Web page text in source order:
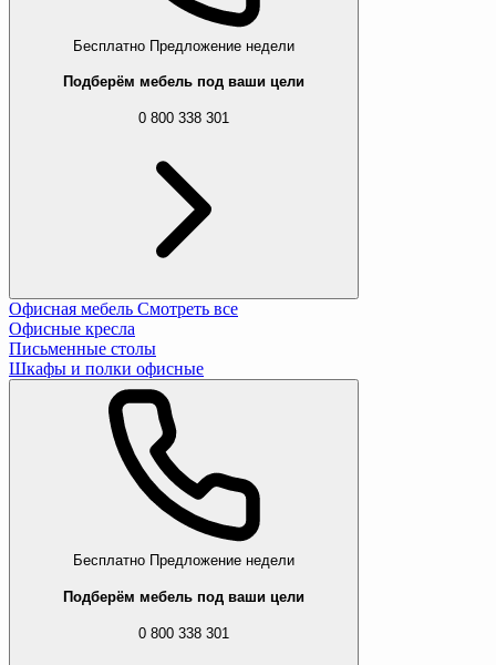
Бесплатно Предложение недели
Подберём мебель под ваши цели
0 800 338 301
Офисная мебель Смотреть все
Офисные кресла
Письменные столы
Шкафы и полки офисные
Бесплатно Предложение недели
Подберём мебель под ваши цели
0 800 338 301